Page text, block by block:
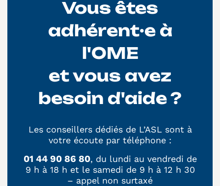
Vous êtes
adhérent·e à
l'OME
et vous avez
besoin d'aide ?
Les conseillers dédiés de L’ASL sont à
votre écoute par téléphone :
01 44 90 86 80, du lundi au vendredi de
9 h à 18 h et le samedi de 9 h à 12 h 30
– appel non surtaxé